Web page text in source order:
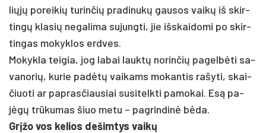
liųjų po­rei­kių tu­rin­čių pra­di­nukų gau­sos vaikų iš skir­
tingų kla­sių ne­ga­li­ma su­jung­ti, jie išs­kai­do­mi po skir­
tin­gas mo­kyk­los erd­ves.
Mo­kyk­la tei­gia, jog la­bai lauktų no­rin­čių pa­gelbė­ti sa­
va­no­rių, ku­rie pa­dėtų vai­kams mo­kan­tis ra­šy­ti, skai­
čiuo­ti ar pa­pras­čiau­siai su­si­telk­ti pa­mo­kai. Esą pa­
jėgų trūku­mas šiuo me­tu – pa­grin­dinė bėda.
Grįžo vos ke­lios de­šim­tys vaikų